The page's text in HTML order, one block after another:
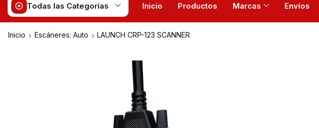
Todas las Categorías Inicio Productos Marcas Envíos
Inicio Escáneres: Auto LAUNCH CRP-123 SCANNER